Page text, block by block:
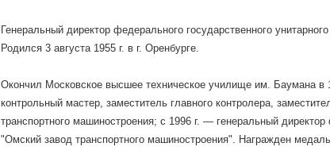
Генеральный директор федерального государственного
Родился 3 августа 1955 г. в г. Оренбурге.
Окончил Московское высшее техническое училище им. Баумана в
контрольный мастер, заместитель главного контролера,
транспортного машиностроения; с 1996 г. — генеральный
"Омский завод транспортного машиностроения". Награжден